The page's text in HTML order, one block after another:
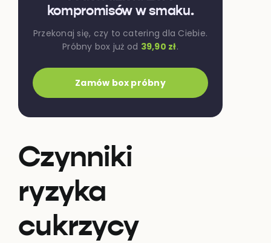
kompromisów w smaku.
Przekonaj się, czy to catering dla Ciebie.
Próbny box już od 39,90 zł.
Zamów box próbny
Czynniki
ryzyka
cukrzycy